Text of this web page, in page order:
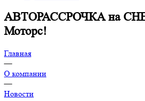
АВТОРАССРОЧКА на
Моторс!
Главная
—
О компании
—
Новости